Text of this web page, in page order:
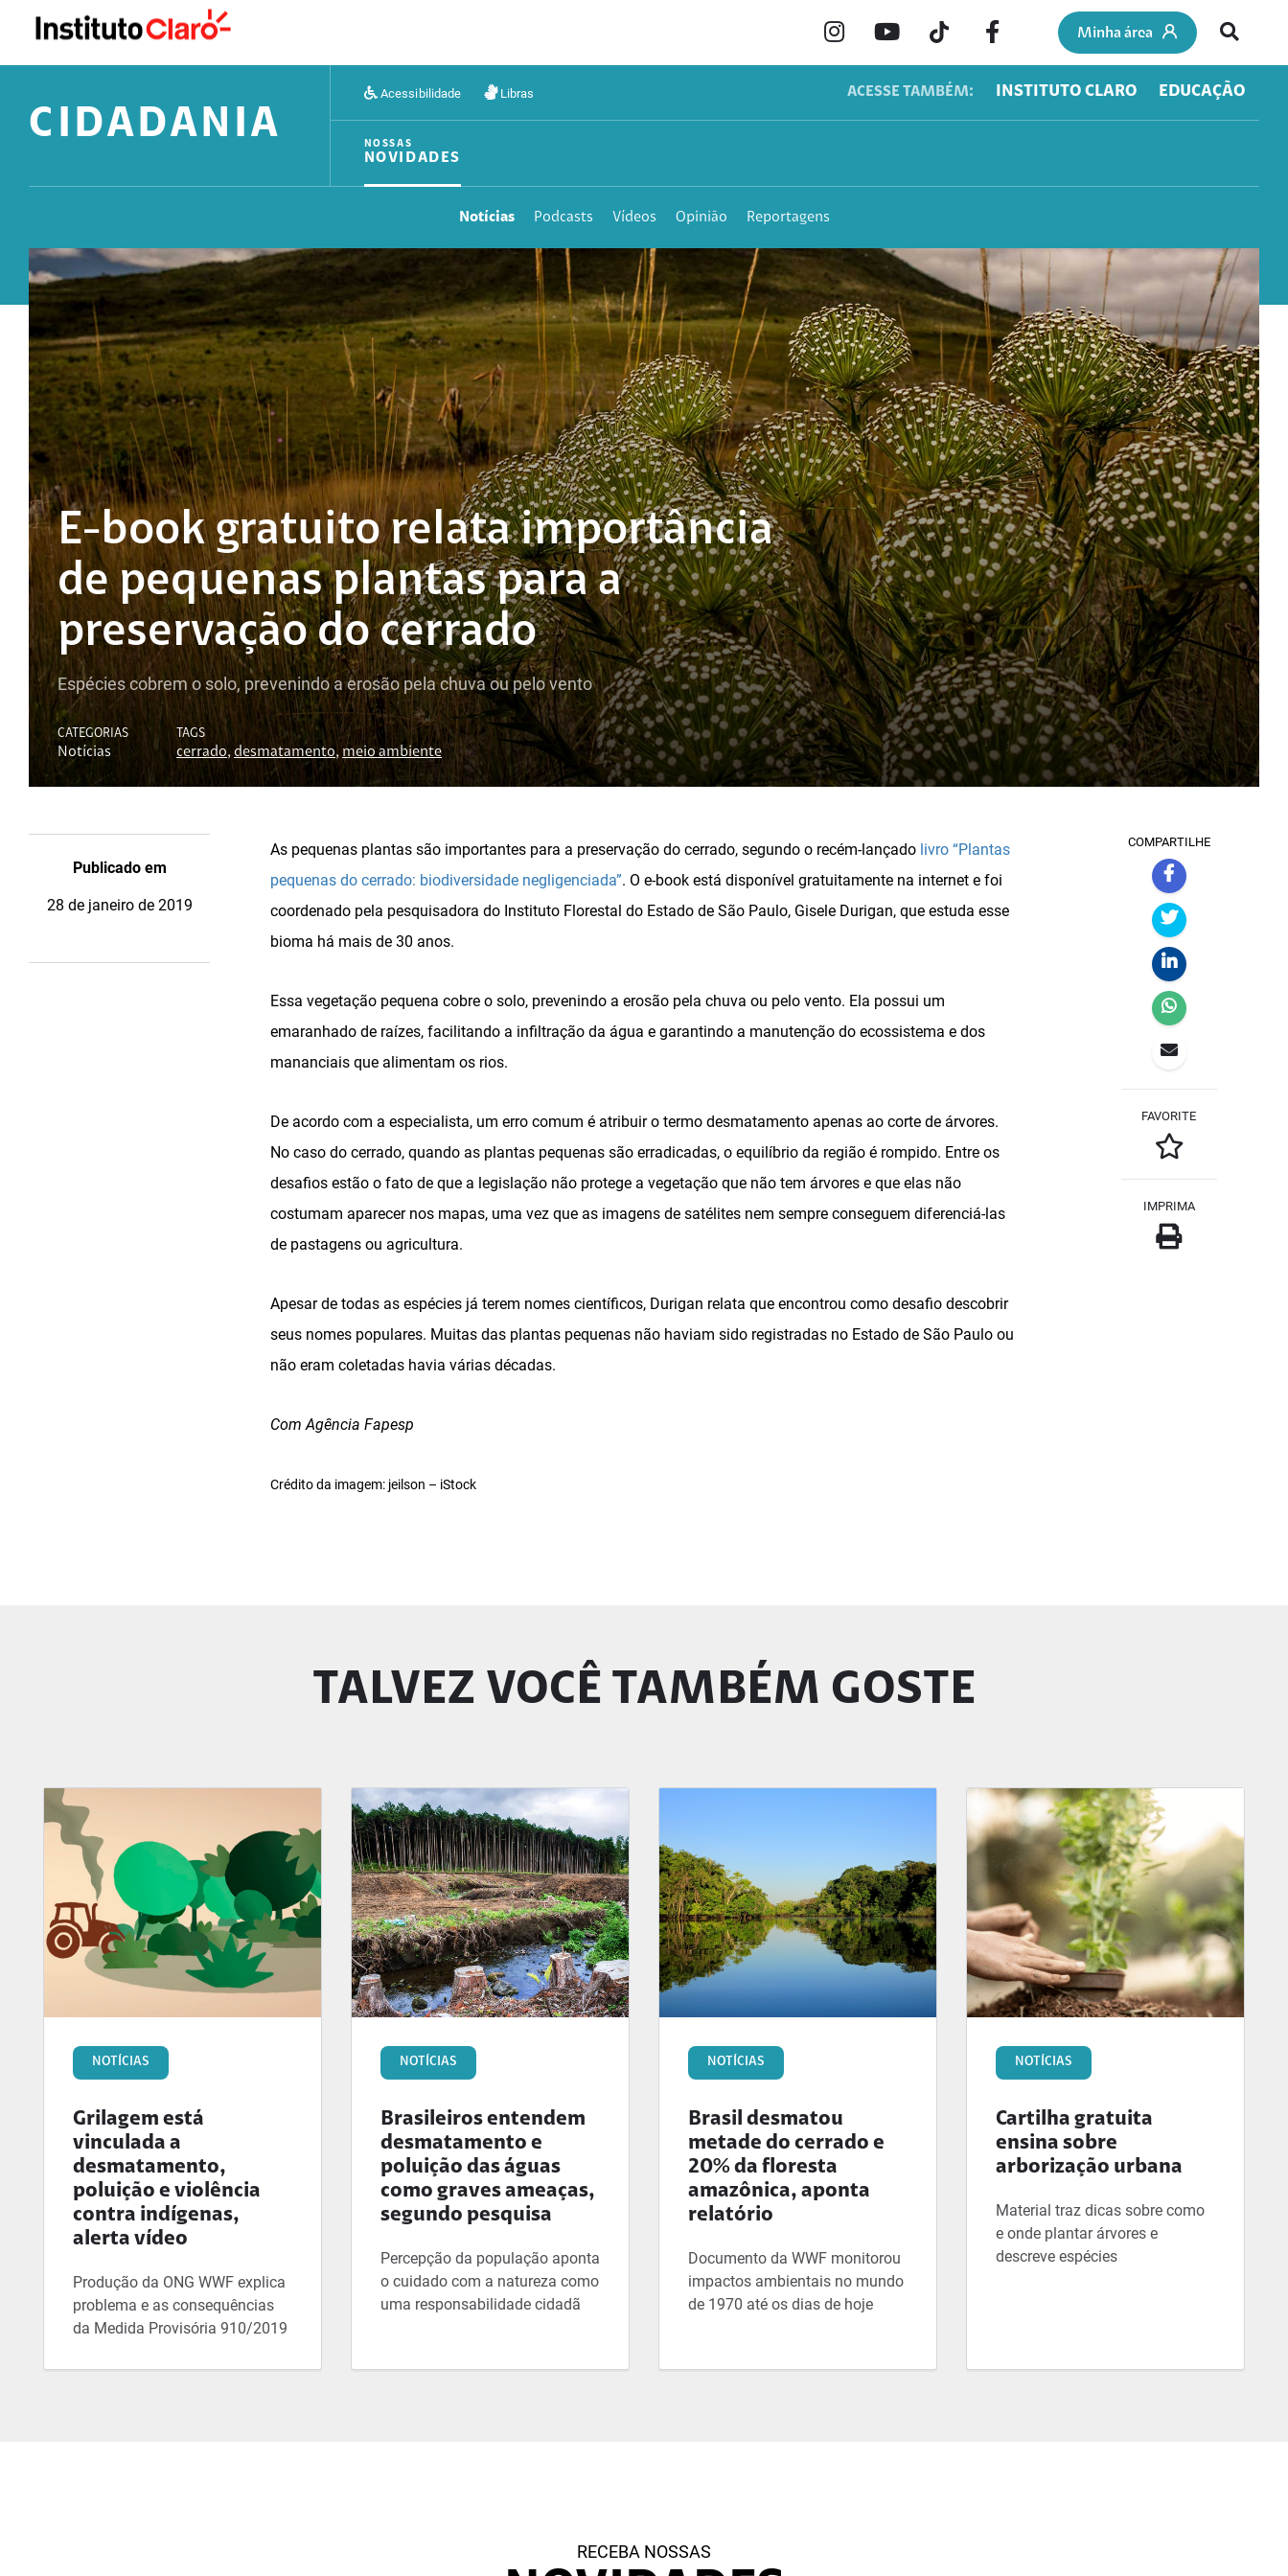
Minha área
CIDADANIA
Acessibilidade Libras ACESSE TAMBÉM: INSTITUTO CLARO EDUCAÇÃO
NOSSAS
NOVIDADES
Notícias Podcasts Vídeos Opinião Reportagens
E-book gratuito relata importância
de pequenas plantas para a
preservação do cerrado
Espécies cobrem o solo, prevenindo a erosão pela chuva ou pelo vento
CATEGORIAS
Notícias
TAGS
cerrado, desmatamento,meio ambiente
Publicado em
28 de janeiro de 2019
As pequenas plantas são importantes para a preservação do cerrado, segundo o recém-lançado livro “Plantas
pequenas do cerrado: biodiversidade negligenciada”. O e-book está disponível gratuitamente na internet e foi
coordenado pela pesquisadora do Instituto Florestal do Estado de São Paulo, Gisele Durigan, que estuda esse
bioma há mais de 30 anos.
Essa vegetação pequena cobre o solo, prevenindo a erosão pela chuva ou pelo vento. Ela possui um
emaranhado de raízes, facilitando a infiltração da água e garantindo a manutenção do ecossistema e dos
mananciais que alimentam os rios.
De acordo com a especialista, um erro comum é atribuir o termo desmatamento apenas ao corte de árvores.
No caso do cerrado, quando as plantas pequenas são erradicadas, o equilíbrio da região é rompido. Entre os
desafios estão o fato de que a legislação não protege a vegetação que não tem árvores e que elas não
costumam aparecer nos mapas, uma vez que as imagens de satélites nem sempre conseguem diferenciá-las
de pastagens ou agricultura.
Apesar de todas as espécies já terem nomes científicos, Durigan relata que encontrou como desafio descobrir
seus nomes populares. Muitas das plantas pequenas não haviam sido registradas no Estado de São Paulo ou
não eram coletadas havia várias décadas.
Com Agência Fapesp
Crédito da imagem: jeilson – iStock
COMPARTILHE
FAVORITE
IMPRIMA
TALVEZ VOCÊ TAMBÉM GOSTE
NOTÍCIAS
Grilagem está
vinculada a
desmatamento,
poluição e violência
contra indígenas,
alerta vídeo
Produção da ONG WWF explica
problema e as consequências
da Medida Provisória 910/2019
NOTÍCIAS
Brasileiros entendem
desmatamento e
poluição das águas
como graves ameaças,
segundo pesquisa
Percepção da população aponta
o cuidado com a natureza como
uma responsabilidade cidadã
NOTÍCIAS
Brasil desmatou
metade do cerrado e
20% da floresta
amazônica, aponta
relatório
Documento da WWF monitorou
impactos ambientais no mundo
de 1970 até os dias de hoje
NOTÍCIAS
Cartilha gratuita
ensina sobre
arborização urbana
Material traz dicas sobre como
e onde plantar árvores e
descreve espécies
RECEBA NOSSAS